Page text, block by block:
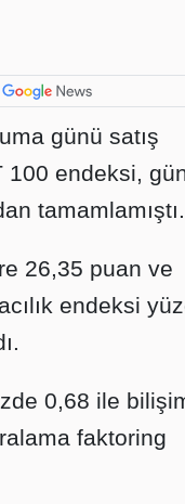
günü satış
100 endeksi,
tamamlamıştı.
26,35 puan ve
endeksi
0,68 ile
faktoring